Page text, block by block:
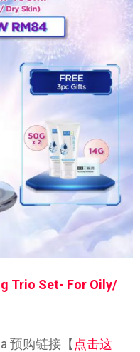
Trio Set- For Oily/
预购链接【 点击这